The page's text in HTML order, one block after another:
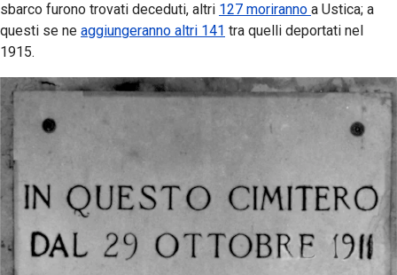
sbarco furono trovati deceduti, altri 127 moriranno a Ustica; a
questi se ne aggiungeranno altri 141 tra quelli deportati nel
1915.